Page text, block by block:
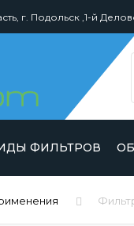
г. Подольск ,1-й
ФИЛЬТРОВ